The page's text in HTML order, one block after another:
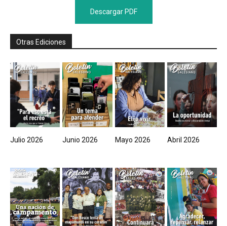
Descargar PDF
Otras Ediciones
Julio 2026 Junio 2026 Mayo 2026 Abril 2026